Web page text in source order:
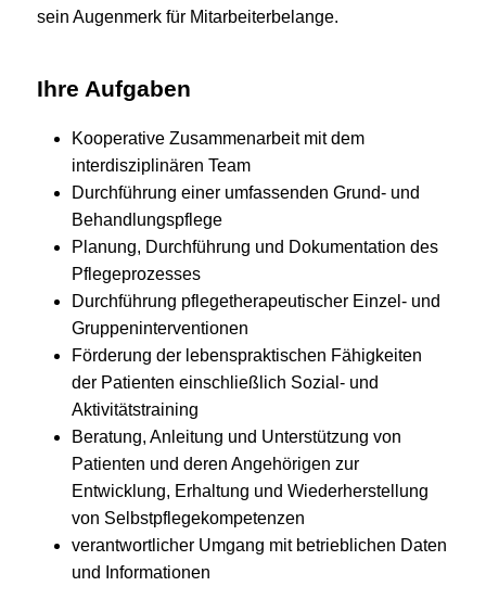
sein Augenmerk für Mitarbeiterbelange.
Ihre Aufgaben
Kooperative Zusammenarbeit mit dem
interdisziplinären Team
Durchführung einer umfassenden Grund- und
Behandlungspflege
Planung, Durchführung und Dokumentation des
Pflegeprozesses
Durchführung pflegetherapeutischer Einzel- und
Gruppeninterventionen
Förderung der lebenspraktischen Fähigkeiten
der Patienten einschließlich Sozial- und
Aktivitätstraining
Beratung, Anleitung und Unterstützung von
Patienten und deren Angehörigen zur
Entwicklung, Erhaltung und Wiederherstellung
von Selbstpflegekompetenzen
verantwortlicher Umgang mit betrieblichen Daten
und Informationen